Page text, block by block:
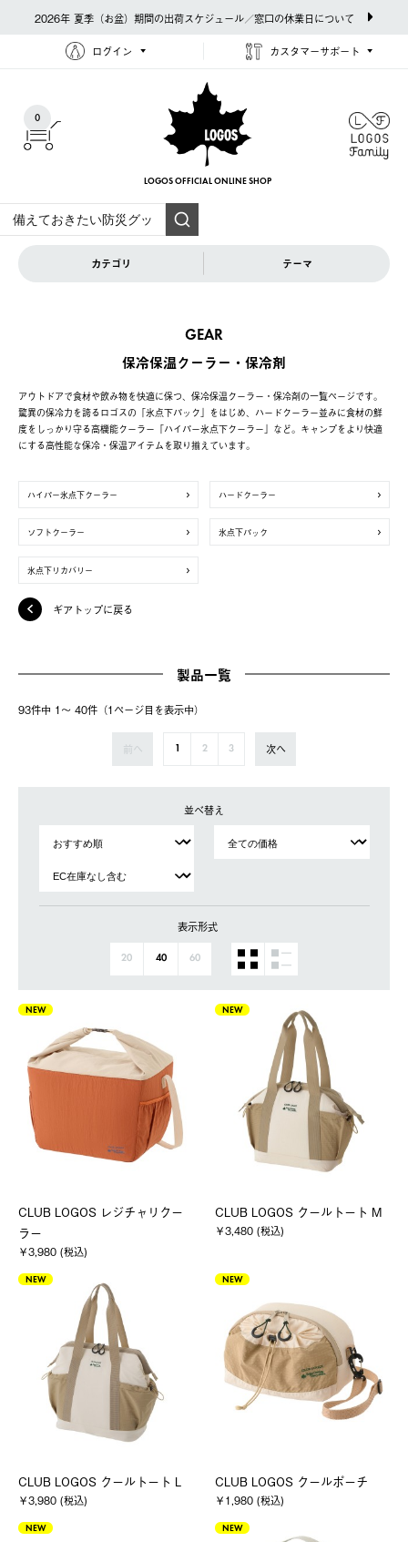
2026年 夏季（お盆）期間の出荷スケジュール／窓口の休業日について
ログイン カスタマーサポート
0
LOGOS OFFICIAL ONLINE SHOP
カテゴリ テーマ
GEAR
保冷保温クーラー・保冷剤
アウトドアで食材や飲み物を快適に保つ、保冷保温クーラー・保冷剤の一覧ページです。
驚異の保冷力を誇るロゴスの「氷点下パック」をはじめ、ハードクーラー並みに食材の鮮
度をしっかり守る高機能クーラー「ハイパー氷点下クーラー」など。キャンプをより快適
にする高性能な保冷・保温アイテムを取り揃えています。
ハイパー氷点下クーラー ハードクーラー
ソフトクーラー 氷点下パック
氷点下リカバリー
ギアトップに戻る
製品一覧
93件中 1〜 40件（1ページ⽬を表⽰中）
前へ 1 2 3 次へ
並べ替え
表示形式
20 40 60
NEW
CLUB LOGOS レジチャリクー
ラー
￥3,980 (税込)
NEW
CLUB LOGOS クールトート M
￥3,480 (税込)
NEW
CLUB LOGOS クールトート L
￥3,980 (税込)
NEW
CLUB LOGOS クールポーチ
￥1,980 (税込)
NEW NEW